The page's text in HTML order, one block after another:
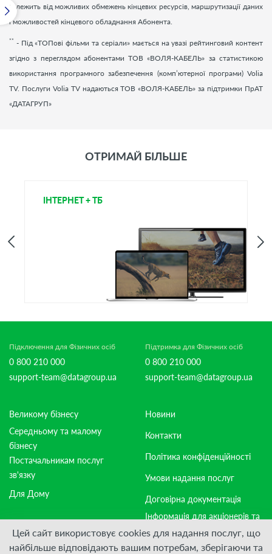
залежить від можливих обмежень кінцевих ресурсів, маршрутизації даних
і можливостей кінцевого обладнання Абонента.
** - Під «ТОПові фільми та серіали» мається на увазі рейтинговий контент
згідно з переглядом абонентами ТОВ «ВОЛЯ-КАБЕЛЬ» за статистикою
використання програмного забезпечення (комп’ютерної програми) Volia
TV. Послуги Volia TV надаються ТОВ «ВОЛЯ-КАБЕЛЬ» за підтримки ПрАТ
«ДАТАГРУП»
ОТРИМАЙ БІЛЬШЕ
ІНТЕРНЕТ + ТБ
Підключення для Фізичних осіб
0 800 210 000
support-team@datagroup.ua
Підтримка для Фізичних осіб
0 800 210 000
support-team@datagroup.ua
Великому бізнесу
Середньому та малому
бізнесу
Постачальникам послуг
зв'язку
Для Дому
Новини
Контакти
Політика конфіденційності
Умови надання послуг
Договірна документація
Інформація для акціонерів та
стейкхолдерів
Цей сайт використовує cookies для надання послуг, що
найбільше відповідають вашим потребам, зберігаючи та